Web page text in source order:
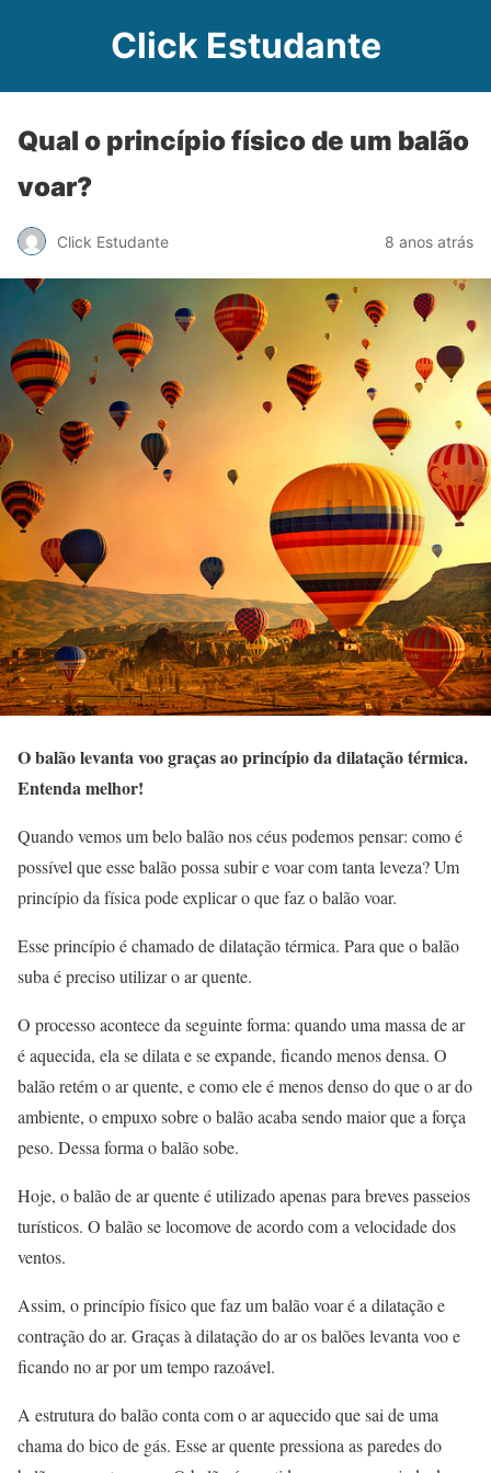
Click Estudante
Qual o princípio físico de um balão
voar?
Click Estudante 8 anos atrás
O balão levanta voo graças ao princípio da dilatação térmica.
Entenda melhor!
Quando vemos um belo balão nos céus podemos pensar: como é
possível que esse balão possa subir e voar com tanta leveza? Um
princípio da física pode explicar o que faz o balão voar.
Esse princípio é chamado de dilatação térmica. Para que o balão
suba é preciso utilizar o ar quente.
O processo acontece da seguinte forma: quando uma massa de ar
é aquecida, ela se dilata e se expande, ficando menos densa. O
balão retém o ar quente, e como ele é menos denso do que o ar do
ambiente, o empuxo sobre o balão acaba sendo maior que a força
peso. Dessa forma o balão sobe.
Hoje, o balão de ar quente é utilizado apenas para breves passeios
turísticos. O balão se locomove de acordo com a velocidade dos
ventos.
Assim, o princípio físico que faz um balão voar é a dilatação e
contração do ar. Graças à dilatação do ar os balões levanta voo e
ficando no ar por um tempo razoável.
A estrutura do balão conta com o ar aquecido que sai de uma
chama do bico de gás. Esse ar quente pressiona as paredes do